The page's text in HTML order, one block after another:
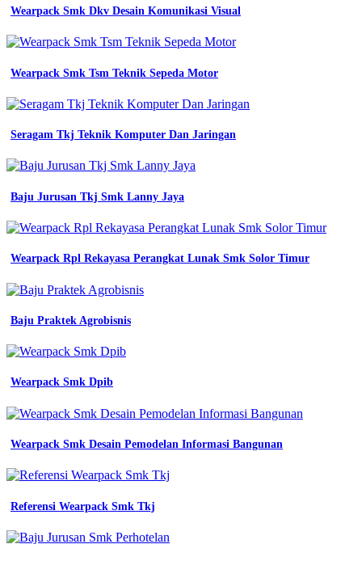
Wearpack Smk Dkv Desain Komunikasi Visual
Wearpack Smk Tsm Teknik Sepeda Motor
Seragam Tkj Teknik Komputer Dan Jaringan
Baju Jurusan Tkj Smk Lanny Jaya
Wearpack Rpl Rekayasa Perangkat Lunak Smk Solor Timur
Baju Praktek Agrobisnis
Wearpack Smk Dpib
Wearpack Smk Desain Pemodelan Informasi Bangunan
Referensi Wearpack Smk Tkj